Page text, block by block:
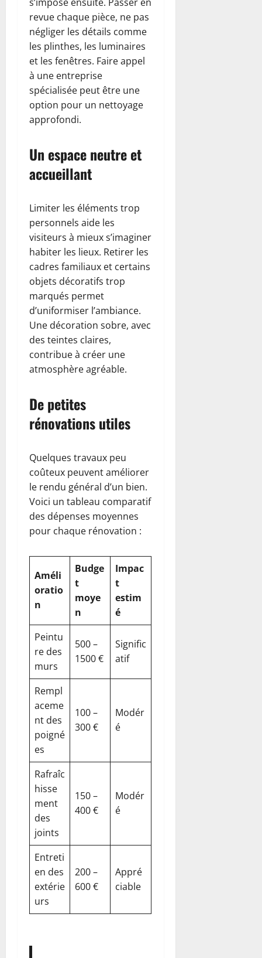
revue chaque pièce, ne pas
négliger les détails comme
les plinthes, les luminaires
et les fenêtres. Faire appel
à une entreprise
spécialisée peut être une
option pour un nettoyage
approfondi.
Un espace neutre et
accueillant
Limiter les éléments trop
personnels aide les
visiteurs à mieux s’imaginer
habiter les lieux. Retirer les
cadres familiaux et certains
objets décoratifs trop
marqués permet
d’uniformiser l’ambiance.
Une décoration sobre, avec
des teintes claires,
contribue à créer une
atmosphère agréable.
De petites
rénovations utiles
Quelques travaux peu
coûteux peuvent améliorer
le rendu général d’un bien.
Voici un tableau comparatif
des dépenses moyennes
pour chaque rénovation :
Améli
oratio
n
Budge
t
moye
n
Impac
t
estim
é
Peintu
re des
murs
500 –
1500 €
Signific
atif
Rempl
aceme
nt des
poigné
es
100 –
300 €
Modér
é
Rafraîc
hisse
ment
des
joints
150 –
400 €
Modér
é
Entreti
en des
extérie
urs
200 –
600 €
Appré
ciable